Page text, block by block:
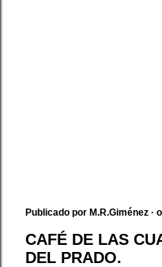
Publicado por M.R.Giménez
CAFÉ DE LAS
DEL PRADO.